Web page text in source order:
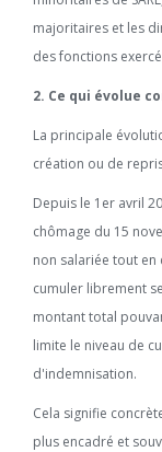
majoritaires et les
des fonctions
2. Ce qui évolue
La principale
création ou de
Depuis le 1er avril
chômage du 15
non salariée tout en
cumuler librement
montant total
limite le niveau de
d'indemnisation.
Cela signifie
plus encadré et